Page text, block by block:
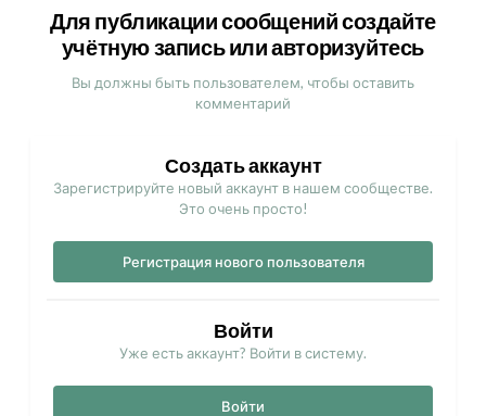
Для публикации сообщений создайте
учётную запись или авторизуйтесь
Вы должны быть пользователем, чтобы оставить
комментарий
Создать аккаунт
Зарегистрируйте новый аккаунт в нашем сообществе.
Это очень просто!
Регистрация нового пользователя
Войти
Уже есть аккаунт? Войти в систему.
Войти